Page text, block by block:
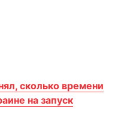
сколько времени
на запуск